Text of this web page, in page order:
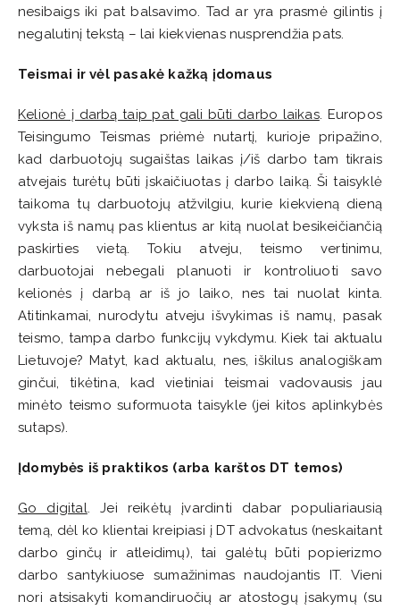
nesibaigs iki pat balsavimo. Tad ar yra prasmė gilintis į
negalutinį tekstą – lai kiekvienas nusprendžia pats.
Teismai ir vėl pasakė kažką įdomaus
Kelionė į darbą taip pat gali būti darbo laikas. Europos
Teisingumo Teismas priėmė nutartį, kurioje pripažino,
kad darbuotojų sugaištas laikas į/iš darbo tam tikrais
atvejais turėtų būti įskaičiuotas į darbo laiką. Ši taisyklė
taikoma tų darbuotojų atžvilgiu, kurie kiekvieną dieną
vyksta iš namų pas klientus ar kitą nuolat besikeičiančią
paskirties vietą. Tokiu atveju, teismo vertinimu,
darbuotojai nebegali planuoti ir kontroliuoti savo
kelionės į darbą ar iš jo laiko, nes tai nuolat kinta.
Atitinkamai, nurodytu atveju išvykimas iš namų, pasak
teismo, tampa darbo funkcijų vykdymu. Kiek tai aktualu
Lietuvoje? Matyt, kad aktualu, nes, iškilus analogiškam
ginčui, tikėtina, kad vietiniai teismai vadovausis jau
minėto teismo suformuota taisykle (jei kitos aplinkybės
sutaps).
Įdomybės iš praktikos (arba karštos DT temos)
Go digital
. Jei reikėtų įvardinti dabar populiariausią
temą, dėl ko klientai kreipiasi į DT advokatus (neskaitant
darbo ginčų ir atleidimų), tai galėtų būti popierizmo
darbo santykiuose sumažinimas naudojantis IT. Vieni
nori atsisakyti komandiruočių ar atostogų įsakymų (su